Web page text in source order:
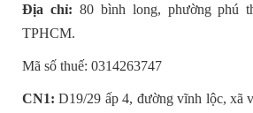
Địa chỉ: 80 bình long, phường phú
TPHCM.
Mã số thuế: 0314263747
CN1: D19/29 ấp 4, đường vĩnh lộc, xã